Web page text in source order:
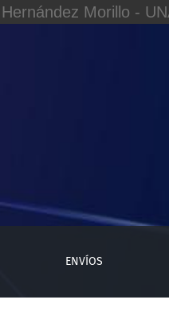
Morillo -
ENVÍOS